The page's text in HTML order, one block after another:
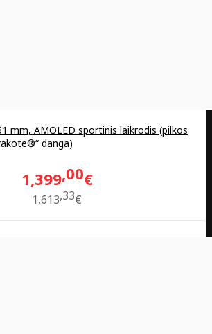
mm, AMOLED sportinis laikrodis (pilkos
danga)
1,399 00€
1,613 33€